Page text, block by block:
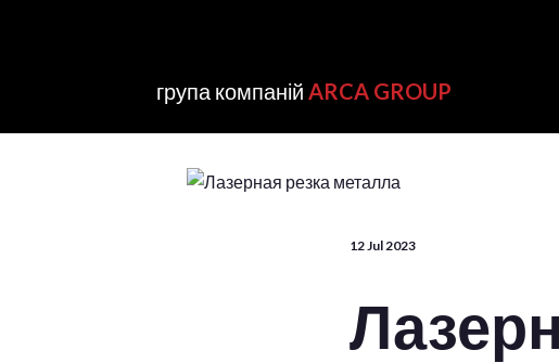
група компаній ARCA GROUP
12 Jul 2023